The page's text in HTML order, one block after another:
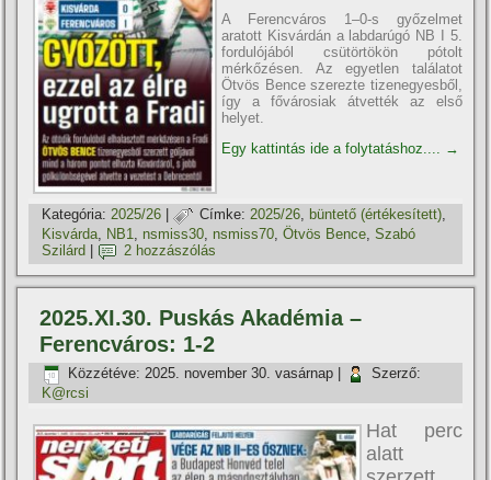
A Ferencváros 1–0-s győzelmet
aratott Kisvárdán a labdarúgó NB I 5.
fordulójából csütörtökön pótolt
mérkőzésen. Az egyetlen találatot
Ötvös Bence szerezte tizenegyesből,
így a fővárosiak átvették az első
helyet.
Egy kattintás ide a folytatáshoz....
→
Kategória: 2025/26 | Címke: 2025/26, büntető (értékesí­tett),
Kisvárda NB1 nsmiss30 nsmiss70 ,Ötvös Bence ,Szabó
Szilárd
2 hozzászólás
2025.XI.30. Puskás Akadémia –
Ferencváros: 1-2
Közzétéve: 2025. november 30. vasárnap
Szerző:
K@rcsi
Hat perc
alatt